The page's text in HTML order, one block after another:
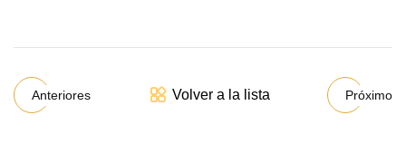
Anteriores Volver a la lista Próximo